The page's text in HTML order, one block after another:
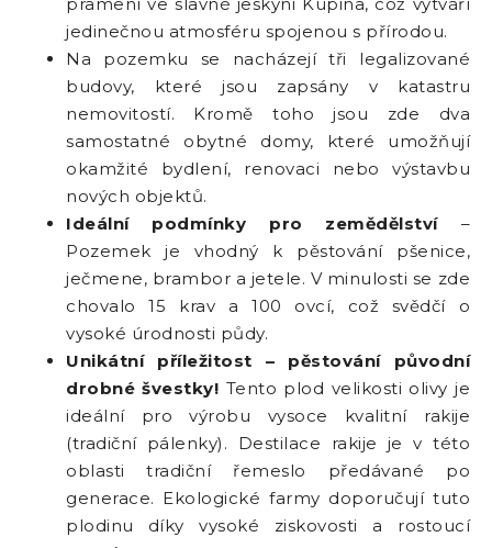
jedinečnou atmosféru spojenou s přírodou.
Na pozemku se nacházejí tři legalizované
budovy, které jsou zapsány v katastru
nemovitostí. Kromě toho jsou zde dva
samostatné obytné domy, které umožňují
okamžité bydlení, renovaci nebo výstavbu
nových objektů.
Ideální podmínky pro zemědělství–
Pozemek je vhodný k pěstování pšenice,
ječmene, brambor a jetele. V minulosti se zde
chovalo 15 krav a 100 ovcí, což svědčí o
vysoké úrodnosti půdy.
Unikátní příležitost – pěstování původní
drobné švestky! Tento plod velikosti olivy je
ideální pro výrobu vysoce kvalitní rakije
(tradiční pálenky). Destilace rakije je v této
oblasti tradiční řemeslo předávané po
generace. Ekologické farmy doporučují tuto
plodinu díky vysoké ziskovosti a rostoucí